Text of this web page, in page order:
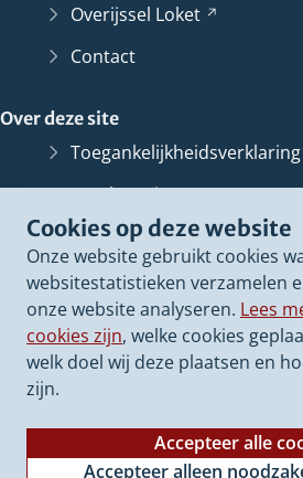
Cookies op deze website
Onze website gebruikt cookies
websitestatistieken verzamelen
onze website analyseren. Lees
cookies zijn, welke cookies
welk doel wij deze plaatsen en
zijn.
Accepteer alle
Accepteer alleen
Overijssel Loket
Contact
Over deze site
Toegankelijkheidsverklaring
Bescherming
Informatiebeveiliging
Proclaimer
Cookieverklaring
Archief van dezewebsite